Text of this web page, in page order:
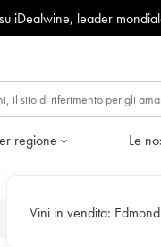
iDealwine, leader
regione Le
Vini in vendita: